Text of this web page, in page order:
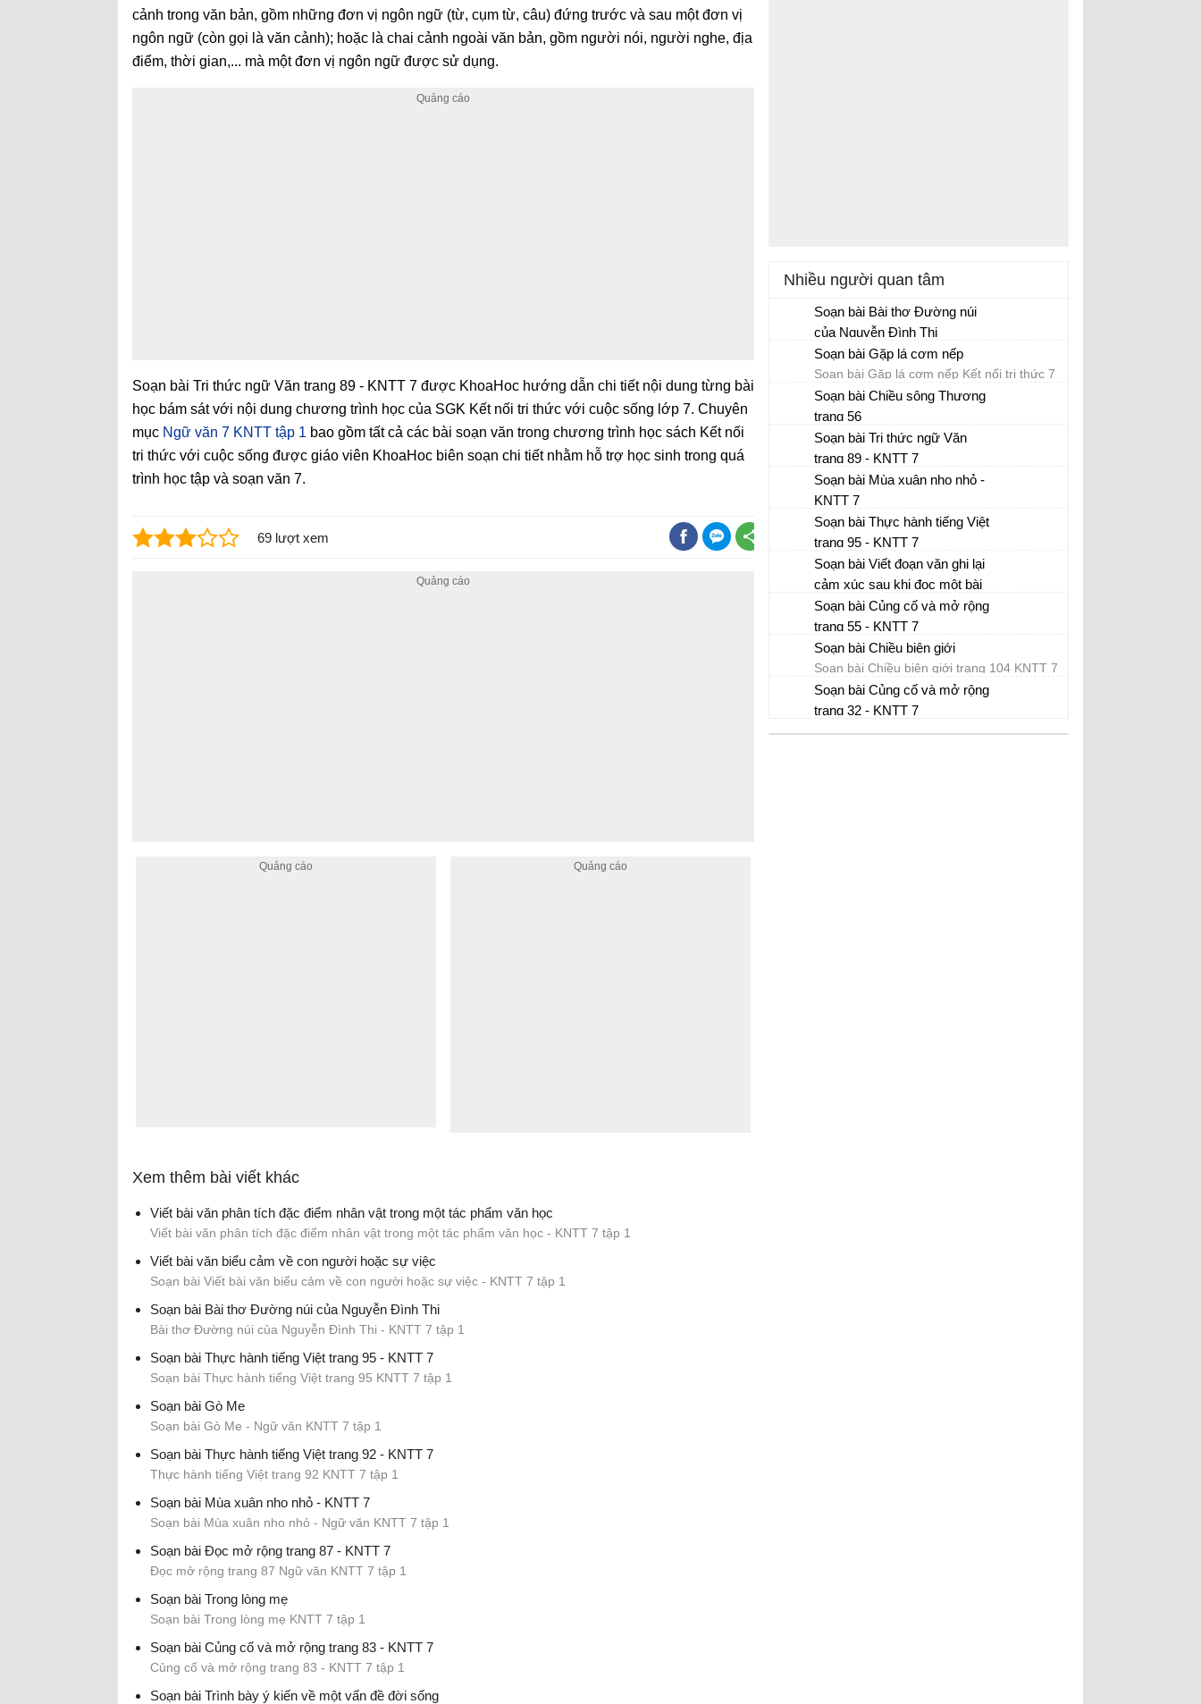
cảnh trong văn bản, gồm những đơn vị ngôn ngữ (từ, cụm từ, câu) đứng trước và sau một đơn vị
ngôn ngữ (còn gọi là văn cảnh); hoặc là chai cảnh ngoài văn bản, gồm người nói, người nghe, địa
điểm, thời gian,... mà một đơn vị ngôn ngữ được sử dụng.
Soạn bài Tri thức ngữ Văn trang 89 - KNTT 7 được KhoaHoc hướng dẫn chi tiết nội dung từng bài
học bám sát với nội dung chương trình học của SGK Kết nối tri thức với cuộc sống lớp 7. Chuyên
mục Ngữ văn 7 KNTT tập 1 bao gồm tất cả các bài soạn văn trong chương trình học sách Kết nối
tri thức với cuộc sống được giáo viên KhoaHoc biên soạn chi tiết nhằm hỗ trợ học sinh trong quá
trình học tập và soạn văn 7.
69 lượt xem
Xem thêm bài viết khác
Viết bài văn phân tích đặc điểm nhân vật trong một tác phẩm văn học
Viết bài văn phân tích đặc điểm nhân vật trong một tác phẩm văn học - KNTT 7 tập 1
Viết bài văn biểu cảm về con người hoặc sự việc
Soạn bài Viết bài văn biểu cảm về con người hoặc sự việc - KNTT 7 tập 1
Soạn bài Bài thơ Đường núi của Nguyễn Đình Thi
Bài thơ Đường núi của Nguyễn Đình Thi - KNTT 7 tập 1
Soạn bài Thực hành tiếng Việt trang 95 - KNTT 7
Soạn bài Thực hành tiếng Việt trang 95 KNTT 7 tập 1
Soạn bài Gò Me
Soạn bài Gò Me - Ngữ văn KNTT 7 tập 1
Soạn bài Thực hành tiếng Việt trang 92 - KNTT 7
Thực hành tiếng Việt trang 92 KNTT 7 tập 1
Soạn bài Mùa xuân nho nhỏ - KNTT 7
Soạn bài Mùa xuân nho nhỏ - Ngữ văn KNTT 7 tập 1
Soạn bài Đọc mở rộng trang 87 - KNTT 7
Đọc mở rộng trang 87 Ngữ văn KNTT 7 tập 1
Soạn bài Trong lòng mẹ
Soạn bài Trong lòng mẹ KNTT 7 tập 1
Soạn bài Củng cố và mở rộng trang 83 - KNTT 7
Củng cố và mở rộng trang 83 - KNTT 7 tập 1
Soạn bài Trình bày ý kiến về một vấn đề đời sống
Nhiều người quan tâm
Soạn bài Bài thơ Đường núi
của Nguyễn Đình Thi
Bài thơ Đường núi của Nguyễn Đình Thi -
KNTT 7 tập 1
Soạn bài Gặp lá cơm nếp
Soạn bài Gặp lá cơm nếp Kết nối tri thức 7
tập 1
Soạn bài Chiều sông Thương
trang 56
Thực hành đọc: Chiều sông Thương trang
56 KNTT 7
Soạn bài Tri thức ngữ Văn
trang 89 - KNTT 7
Soạn bài Tri thức ngữ Văn trang 89 KNTT
7 tập 1
Soạn bài Mùa xuân nho nhỏ -
KNTT 7
Soạn bài Mùa xuân nho nhỏ - Ngữ văn
KNTT 7 tập 1
Soạn bài Thực hành tiếng Việt
trang 95 - KNTT 7
Soạn bài Thực hành tiếng Việt trang 95
KNTT 7 tập 1
Soạn bài Viết đoạn văn ghi lại
cảm xúc sau khi đọc một bài
thơ bốn chữ hoặc năm chữ -
KNTT 7
Viết đoạn văn ghi lại cảm xúc sau khi đọc
một bài thơ bốn chữ hoặc năm chữ Kết nối
tri thức 7 tập 1
Soạn bài Củng cố và mở rộng
trang 55 - KNTT 7
Soạn bài Củng cố và mở rộng trang 55 Kết
nối tri thức 7 tập 1
Soạn bài Chiều biên giới
Soạn bài Chiều biên giới trang 104 KNTT 7
tập 1
Soạn bài Củng cố và mở rộng
trang 32 - KNTT 7
Củng cố và mở rộng trang 32 Kết nối tri